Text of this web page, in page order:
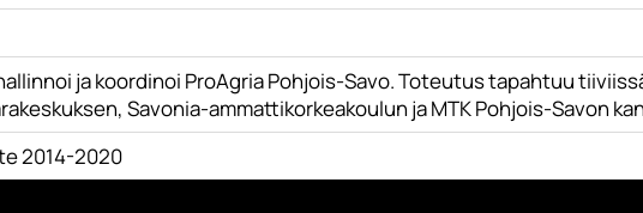
ja koordinoi ProAgria Pohjois-Savo. Toteutus tapahtuu
Savonia-ammattikorkeakoulun ja MTK Pohjois-Savon
2014-2020